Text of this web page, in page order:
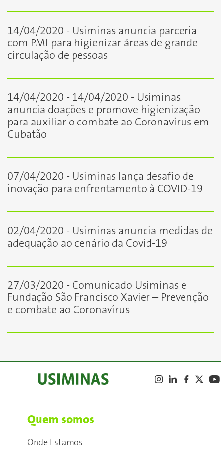
14/04/2020 - Usiminas anuncia parceria
com PMI para higienizar áreas de grande
circulação de pessoas
14/04/2020 - 14/04/2020 - Usiminas
anuncia doações e promove higienização
para auxiliar o combate ao Coronavírus em
Cubatão
07/04/2020 - Usiminas lança desafio de
inovação para enfrentamento à COVID-19
02/04/2020 - Usiminas anuncia medidas de
adequação ao cenário da Covid-19
27/03/2020 - Comunicado Usiminas e
Fundação São Francisco Xavier – Prevenção
e combate ao Coronavírus
Quem somos
Onde Estamos